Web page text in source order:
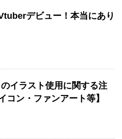
デビュー！本当にあり
イラスト使用に関する注
コン・ファンアート等】